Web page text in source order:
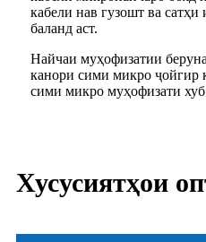
кабели нав гузошт ва
баланд аст.
Найчаи муҳофизатии
канори сими микро ҷойгир
сими микро муҳофизати
Хусусиятҳои